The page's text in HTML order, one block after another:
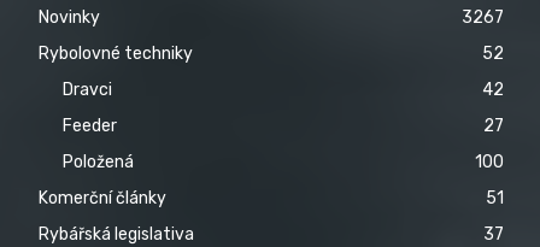
Novinky
3267
Rybolovné techniky
52
Dravci
42
Feeder
27
Položená
100
Komerční články
51
Rybářská legislativa
37